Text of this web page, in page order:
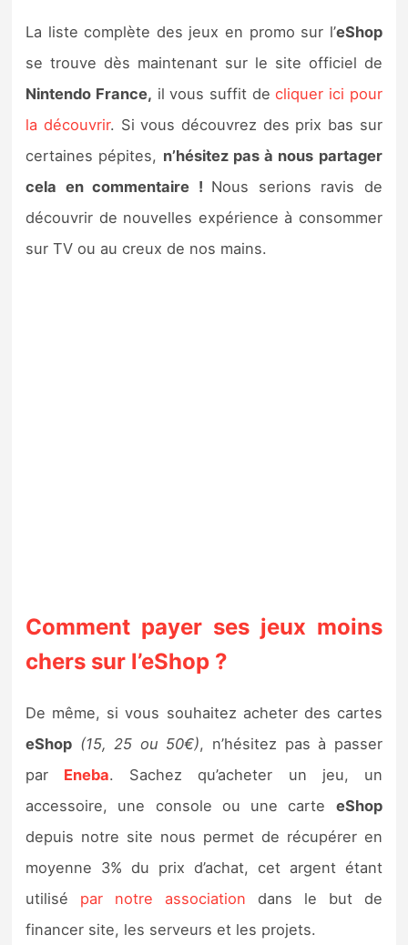
La liste complète des jeux en promo sur l’eShop
se trouve dès maintenant sur le site officiel de
Nintendo France, il vous suffit decliquer ici pour
la découvrir. Si vous découvrez des prix bas sur
certaines pépites, n’hésitez pas à nous partager
cela en commentaire ! Nous serions ravis de
découvrir de nouvelles expérience à consommer
sur TV ou au creux de nos mains.
Comment payer ses jeux moins
chers sur l’eShop ?
De même, si vous souhaitez acheter des cartes
eShop (15, 25 ou 50€), n’hésitez pas à passer
par Eneba. Sachez qu’acheter un jeu, un
accessoire, une console ou une carte eShop
depuis notre site nous permet de récupérer en
moyenne 3% du prix d’achat, cet argent étant
utilisé par notre association dans le but de
financer site, les serveurs et les projets.